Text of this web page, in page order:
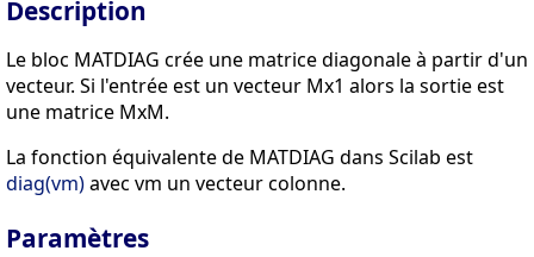
Description
Le bloc MATDIAG crée une matrice diagonale à partir d'un
vecteur. Si l'entrée est un vecteur Mx1 alors la sortie est
une matrice MxM.
La fonction équivalente de MATDIAG dans Scilab est
diag(vm)avec vm un vecteur colonne.
Paramètres